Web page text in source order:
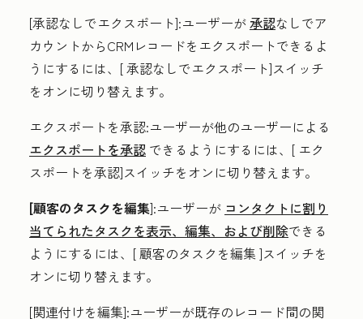
[承認なしでエクスポート]:ユーザーが承認なしでア
カウントからCRMレコードをエクスポートできるよ
うにするには、[承認なしでエクスポート]スイッチ
をオンに切り替えます。
エクスポートを承認:ユーザーが他のユーザーによる
エクスポートを承認 できるようにするには、[ エク
スポートを承認]スイッチを オンに切り替えます。
[顧客のタスクを編集]:ユーザーが コンタクトに割り
当てられたタスクを表示、編集、および削除できる
ようにするには、[顧客のタスクを編集]スイッチを
オンに切り替えます。
[関連付けを編集]:ユーザーが既存のレコード間の関